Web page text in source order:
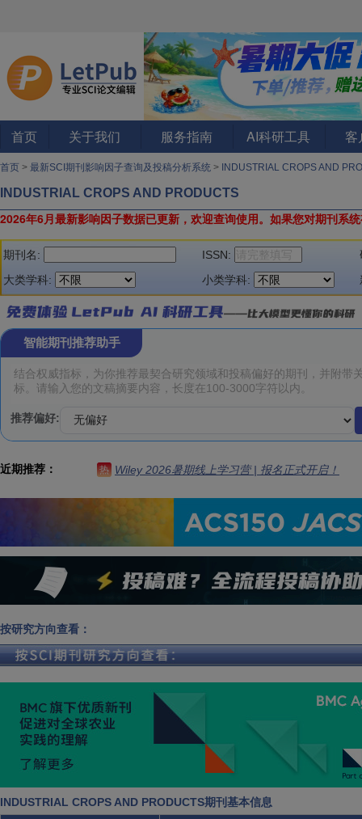
首页 关于我们 服务指南 AI科研工具 客
首页 > 最新SCI期刊影响因子查询及投稿分析系统 > INDUSTRIAL CROPS AND
INDUSTRIAL CROPS AND PRODUCTS
2026年6月最新影响因子数据已更新，欢迎查询使用。 如果您对期刊系
期刊名: ISSN:
大类学科:
小类学科:
智能期刊推荐助手
推荐偏好:
近期推荐： 热 Wiley 2026暑期线上学习营 | 报名正式开启！
按研究方向查看：
INDUSTRIAL CROPS AND PRODUCTS期刊基本信息